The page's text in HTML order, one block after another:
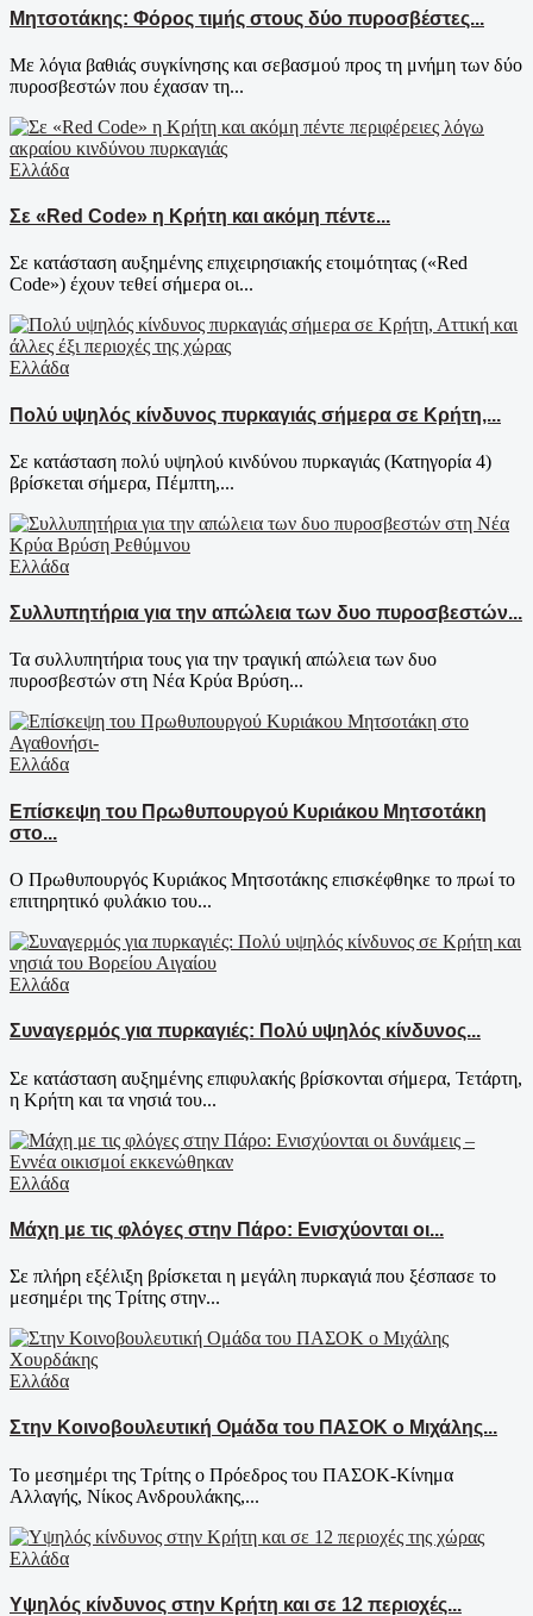
Μητσοτάκης: Φόρος τιμής στους δύο πυροσβέστες...
Με λόγια βαθιάς συγκίνησης και σεβασμού προς τη μνήμη των δύο
πυροσβεστών που έχασαν τη...
Ελλάδα
Σε «Red Code» η Κρήτη και ακόμη πέντε...
Σε κατάσταση αυξημένης επιχειρησιακής ετοιμότητας («Red
Code») έχουν τεθεί σήμερα οι...
Ελλάδα
Πολύ υψηλός κίνδυνος πυρκαγιάς σήμερα σε Κρήτη,...
Σε κατάσταση πολύ υψηλού κινδύνου πυρκαγιάς (Κατηγορία 4)
βρίσκεται σήμερα, Πέμπτη,...
Ελλάδα
Συλλυπητήρια για την απώλεια των δυο πυροσβεστών...
Τα συλλυπητήρια τους για την τραγική απώλεια των δυο
πυροσβεστών στη Νέα Κρύα Βρύση...
Ελλάδα
Επίσκεψη του Πρωθυπουργού Κυριάκου Μητσοτάκη
στο...
Ο Πρωθυπουργός Κυριάκος Μητσοτάκης επισκέφθηκε το πρωί το
επιτηρητικό φυλάκιο του...
Ελλάδα
Συναγερμός για πυρκαγιές: Πολύ υψηλός κίνδυνος...
Σε κατάσταση αυξημένης επιφυλακής βρίσκονται σήμερα, Τετάρτη,
η Κρήτη και τα νησιά του...
Ελλάδα
Μάχη με τις φλόγες στην Πάρο: Ενισχύονται οι...
Σε πλήρη εξέλιξη βρίσκεται η μεγάλη πυρκαγιά που ξέσπασε το
μεσημέρι της Τρίτης στην...
Ελλάδα
Στην Κοινοβουλευτική Ομάδα του ΠΑΣΟΚ ο Μιχάλης...
Το μεσημέρι της Τρίτης ο Πρόεδρος του ΠΑΣΟΚ-Κίνημα
Αλλαγής, Νίκος Ανδρουλάκης,...
Ελλάδα
Υψηλός κίνδυνος στην Κρήτη και σε 12 περιοχές...